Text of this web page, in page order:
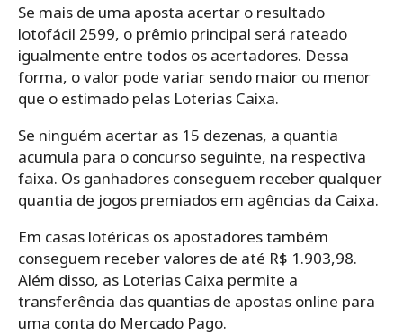
Se mais de uma aposta acertar o resultado
lotofácil 2599, o prêmio principal será rateado
igualmente entre todos os acertadores. Dessa
forma, o valor pode variar sendo maior ou menor
que o estimado pelas Loterias Caixa.
Se ninguém acertar as 15 dezenas, a quantia
acumula para o concurso seguinte, na respectiva
faixa. Os ganhadores conseguem receber qualquer
quantia de jogos premiados em agências da Caixa.
Em casas lotéricas os apostadores também
conseguem receber valores de até R$ 1.903,98.
Além disso, as Loterias Caixa permite a
transferência das quantias de apostas online para
uma conta do Mercado Pago.